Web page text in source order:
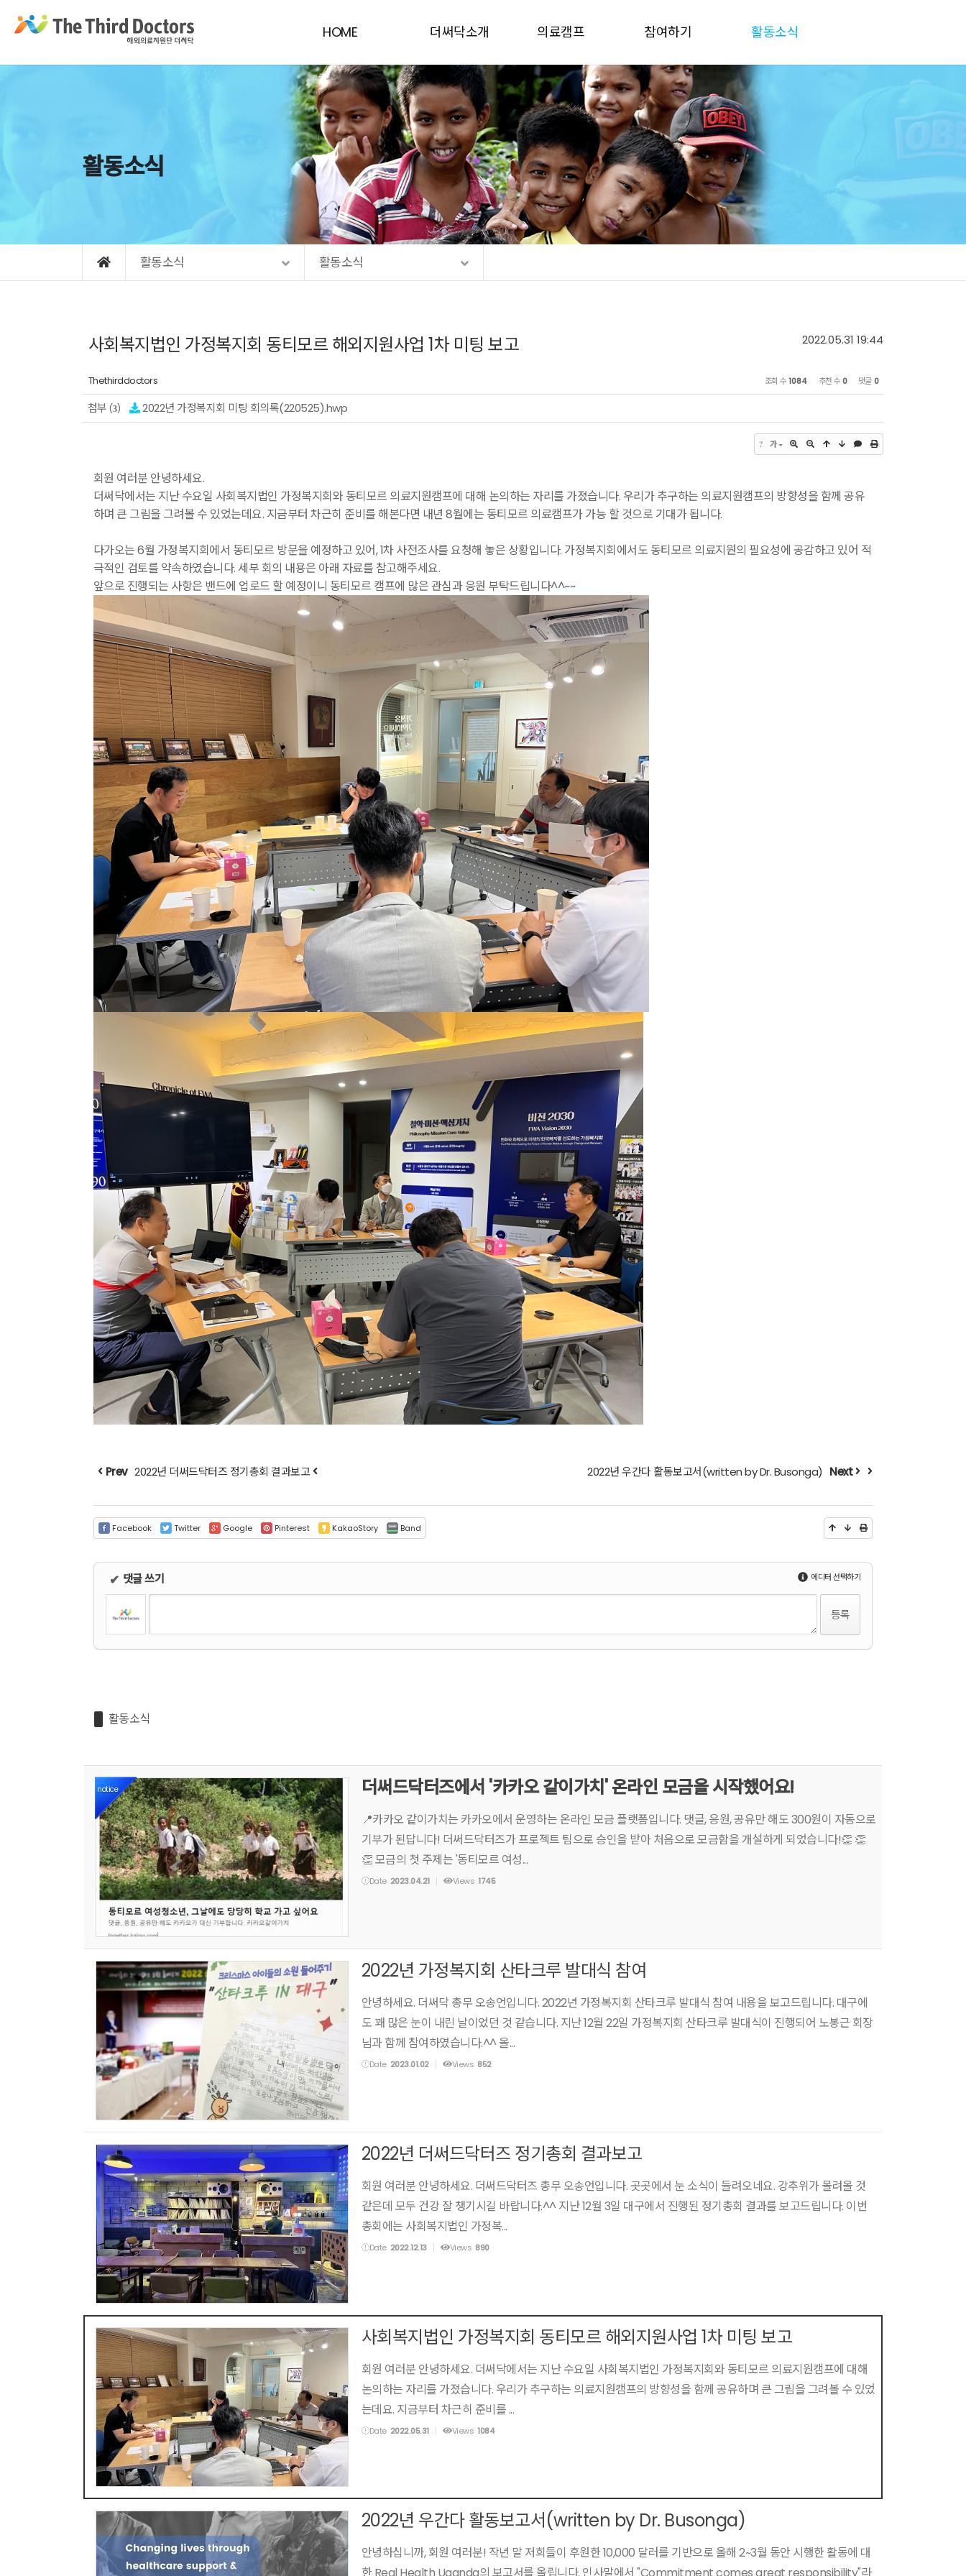
HOME 더써닥소개
인사말
더·써·닥소개
연혁
함께하는 사람들
Contact Us
의료캠프
동티모르
네팔
우간다
캄보디아
케냐
참여하기
후원하기
재능기부
물품후원
후원 및 결산보고
활동소식
공지사항
활동소식
자료실
갤러리
Q&A
활동소식
활동소식 활동소식
2022.05.31 19:44
사회복지법인 가정복지회 동티모르 해외지원사업 1차 미팅 보고
Thethirddoctors 조회 수 1084 추천 수0 댓글 0
첨부 (3) 2022년 가정복지회 미팅 회의록(220525).hwp
? 가
회원 여러분 안녕하세요.
더써닥에서는 지난 수요일 사회복지법인 가정복지회와 동티모르 의료지원캠프에 대해 논의하는 자리를 가졌습니다. 우리가 추구하는 의료지원캠프의 방향성을 함께 공유
하며 큰 그림을 그려볼 수 있었는데요. 지금부터 차근히 준비를 해본다면 내년 8월에는 동티모르 의료캠프가 가능 할 것으로 기대가 됩니다.
다가오는 6월 가정복지회에서 동티모르 방문을 예정하고 있어, 1차 사전조사를 요청해 놓은 상황입니다. 가정복지회에서도 동티모르 의료지원의 필요성에 공감하고 있어 적
극적인 검토를 약속하였습니다. 세부 회의 내용은 아래 자료를 참고해주세요.
앞으로 진행되는 사항은 밴드에 업로드 할 예정이니 동티모르 캠프에 많은 관심과 응원 부탁드립니다^^~~
Prev 2022년 더써드닥터즈 정기총회 결과보고 2022년 우간다 활동보고서(written by Dr. Busonga) Next
Facebook Twitter Google Pinterest KakaoStory Band
✔ 댓글 쓰기 에디터 선택하기
활동소식
notice 더써드닥터즈에서 '카카오 같이가치' 온라인 모금을 시작했어요!
📍카카오 같이가치는 카카오에서 운영하는 온라인 모금 플랫폼입니다. 댓글, 응원, 공유만 해도 300원이 자동으로
기부가 된답니다! 더써드닥터즈가 프로젝트 팀으로 승인을 받아 처음으로 모금함을 개설하게 되었습니다!👏 👏
👏 모금의 첫 주제는 '동티모르 여성...
Date 2023.04.21 Views 1745
2022년 가정복지회 산타크루 발대식 참여
안녕하세요. 더써닥 총무 오송언입니다. 2022년 가정복지회 산타크루 발대식 참여 내용을 보고드립니다. 대구에
도 꽤 많은 눈이 내린 날이었던 것 같습니다. 지난 12월 22일 가정복지회 산타크루 발대식이 진행되어 노봉근 회장
님과 함께 참여하였습니다.^^ 올...
Date 2023.01.02 Views 852
2022년 더써드닥터즈 정기총회 결과보고
회원 여러분 안녕하세요. 더써드닥터즈 총무 오송언입니다. 곳곳에서 눈 소식이 들려오네요. 강추위가 몰려올 것
같은데 모두 건강 잘 챙기시길 바랍니다.^^ 지난 12월 3일 대구에서 진행된 정기총회 결과를 보고드립니다. 이번
총회에는 사회복지법인 가정복...
Date 2022.12.13 Views 890
사회복지법인 가정복지회 동티모르 해외지원사업 1차 미팅 보고
회원 여러분 안녕하세요. 더써닥에서는 지난 수요일 사회복지법인 가정복지회와 동티모르 의료지원캠프에 대해
논의하는 자리를 가졌습니다. 우리가 추구하는 의료지원캠프의 방향성을 함께 공유하며 큰 그림을 그려볼 수 있었
는데요. 지금부터 차근히 준비를 ...
Date 2022.05.31 Views 1084
2022년 우간다 활동보고서(written by Dr. Busonga)
안녕하십니까, 회원 여러분! 작년 말 저희들이 후원한 10,000 달러를 기반으로 올해 2~3월 동안 시행한 활동에 대
Sketchbook5, 스케치북5
Sketchbook5, 스케치북5